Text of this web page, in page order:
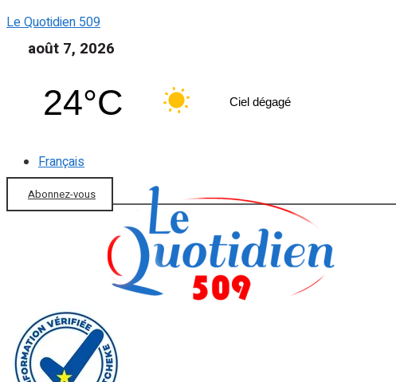
Le Quotidien 509
août 7, 2026
24°C Ciel dégagé
Français
Abonnez-vous